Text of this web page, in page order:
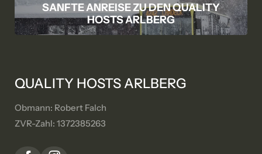
SANFTE ANREISE ZU DEN QUALITY
HOSTS ARLBERG
QUALITY HOSTS ARLBERG
Obmann: Robert Falch
ZVR-Zahl: 1372385263